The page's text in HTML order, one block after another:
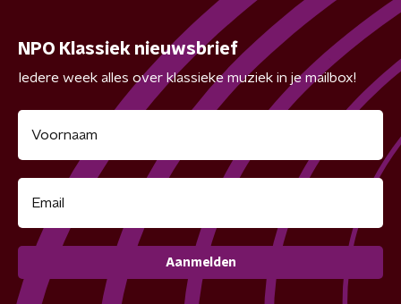
NPO Klassiek nieuwsbrief
Iedere week alles over klassieke muziek in je mailbox!
Aanmelden